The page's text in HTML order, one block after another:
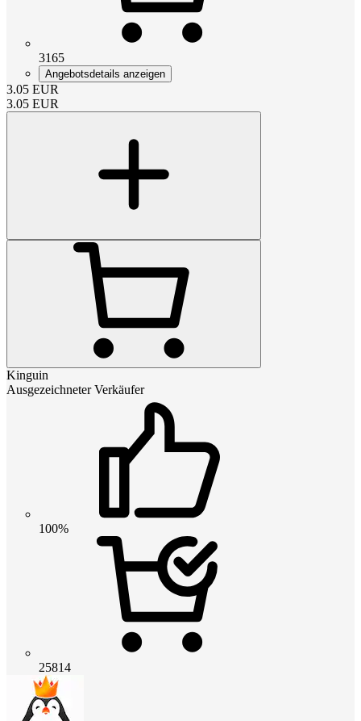
3165
Angebotsdetails anzeigen
3.05 EUR
3.05 EUR
Kinguin
Ausgezeichneter Verkäufer
100%
25814